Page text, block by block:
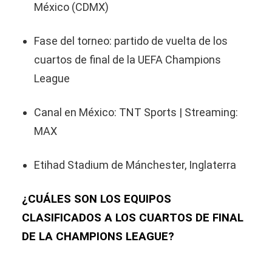
México (CDMX)
Fase del torneo: partido de vuelta de los
cuartos de final de la UEFA Champions
League
Canal en México: TNT Sports | Streaming:
MAX
Etihad Stadium de Mánchester, Inglaterra
¿CUÁLES SON LOS EQUIPOS
CLASIFICADOS A LOS CUARTOS DE FINAL
DE LA CHAMPIONS LEAGUE?